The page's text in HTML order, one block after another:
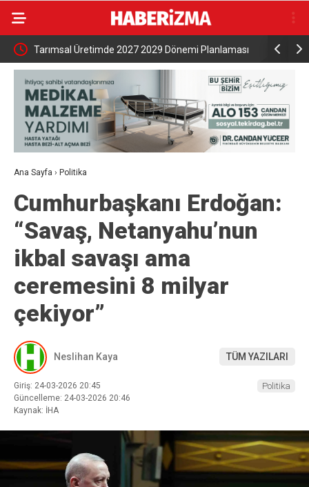
Tarımsal Üretimde 2027 2029 Dönemi Planlaması
Kabul Edildi
İnegöl,
çıkarıyor
Ana Sayfa › Politika
Cumhurbaşkanı Erdoğan:
“Savaş, Netanyahu’nun
ikbal savaşı ama
ceremesini 8 milyar
çekiyor”
Neslihan Kaya TÜM YAZILARI
Giriş: 24-03-2026 20:45
Güncelleme: 24-03-2026 20:46
Kaynak: İHA
Politika